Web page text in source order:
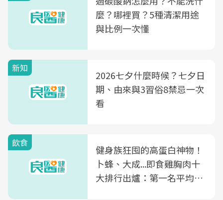
麼？哪裡買？5種清潔用途
與比例一次懂
新知
2026七夕什麼時候？七夕日
期、由來與3習俗8禁忌一次
看
飲食
健身族狂囤的高蛋白神物！
卜蜂、大成...即食雞胸肉十
大排行出爐：第一名平均一